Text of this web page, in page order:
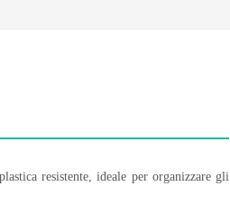
resistente, ideale per organizzare gli